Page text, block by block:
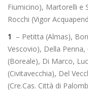
Fiumicino), Martorelli e
Rocchi (Vigor
1 – Petitta (Almas),
Vescovio), Della
(Boreale), Di Marco,
(Civitavecchia), Del
(Cre.Cas. Città di